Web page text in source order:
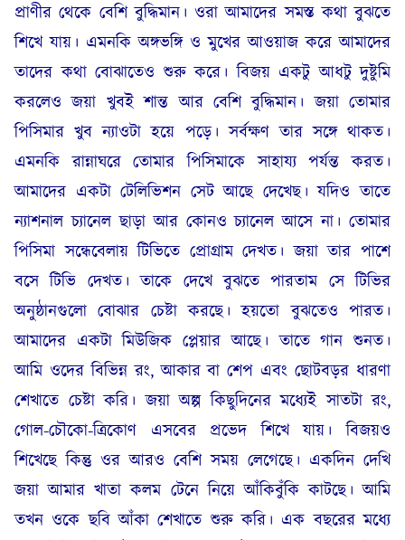
প্রাণীর থেকে বেশি বুদ্ধিমান। ওরা আমাদের সমস্ত কথা বুঝতে
শিখে যায়। এমনকি অঙ্গভঙ্গি ও মুখের আওয়াজ করে আমাদের
তাদের কথা বোঝাতেও শুরু করে। বিজয় একটু আধটু দুষ্টুমি
করলেও জয়া খুবই শান্ত আর বেশি বুদ্ধিমান। জয়া তোমার
পিসিমার খুব ন্যাওটা হয়ে পড়ে। সর্বক্ষণ তার সঙ্গে থাকত।
এমনকি রান্নাঘরে তোমার পিসিমাকে সাহায্য পর্যন্ত করত।
আমাদের একটা টেলিভিশন সেট আছে দেখেছ। যদিও তাতে
ন্যাশনাল চ্যানেল ছাড়া আর কোনও চ্যানেল আসে না। তোমার
পিসিমা সন্ধেবেলায় টিভিতে প্রোগ্রাম দেখত। জয়া তার পাশে
বসে টিভি দেখত। তাকে দেখে বুঝতে পারতাম সে টিভির
অনুষ্ঠানগুলো বোঝার চেষ্টা করছে। হয়তো বুঝতেও পারত।
আমাদের একটা মিউজিক প্লেয়ার আছে। তাতে গান শুনত।
আমি ওদের বিভিন্ন রং, আকার বা শেপ এবং ছোটবড়র ধারণা
শেখাতে চেষ্টা করি। জয়া অল্প কিছুদিনের মধ্যেই সাতটা রং,
গোল-চৌকো-ত্রিকোণ এসবের প্রভেদ শিখে যায়। বিজয়ও
শিখেছে কিন্তু ওর আরও বেশি সময় লেগেছে। একদিন দেখি
জয়া আমার খাতা কলম টেনে নিয়ে আঁকিবুঁকি কাটছে। আমি
তখন ওকে ছবি আঁকা শেখাতে শুরু করি। এক বছরের মধ্যে